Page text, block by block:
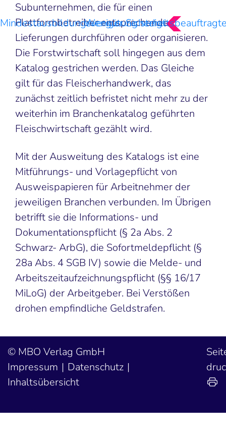
Subunternehmen, die für einen
Plattformbetreiber entsprechende
Lieferungen durchführen oder organisieren.
Die Forstwirtschaft soll hingegen aus dem
Katalog gestrichen werden. Das Gleiche
gilt für das Fleischerhandwerk, das
zunächst zeitlich befristet nicht mehr zu der
weiterhin im Branchenkatalog geführten
Fleischwirtschaft gezählt wird.
Mit der Ausweitung des Katalogs ist eine
Mitführungs- und Vorlagepflicht von
Ausweispapieren für Arbeitnehmer der
jeweiligen Branchen verbunden. Im Übrigen
betrifft sie die Informations- und
Dokumentationspflicht (§ 2a Abs. 2
Schwarz- ArbG), die Sofortmeldepflicht (§
28a Abs. 4 SGB IV) sowie die Melde- und
Arbeitszeitaufzeichnungspflicht (§§ 16/17
MiLoG) der Arbeitgeber. Bei Verstößen
drohen empfindliche Geldstrafen.
Mindestausbildungsvergütung steigt
Weniger
MBO Verlag GmbH
Impressum
Datenschutz
Inhaltsübersicht